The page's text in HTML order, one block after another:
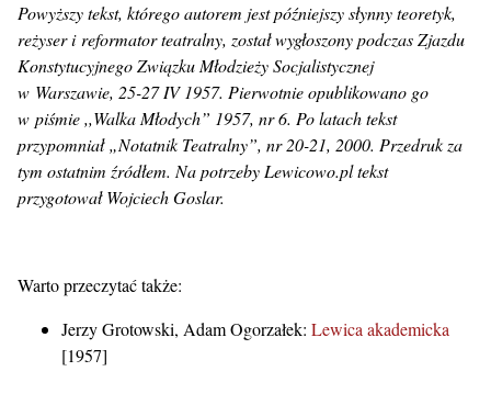
Powyższy tekst, którego autorem jest późniejszy słynny teoretyk,
reżyser i reformator teatralny, został wygłoszony podczas Zjazdu
Konstytucyjnego Związku Młodzieży Socjalistycznej
w Warszawie, 25-27 IV 1957. Pierwotnie opublikowano go
w piśmie ,,Walka Młodych” 1957, nr 6. Po latach tekst
przypomniał „Notatnik Teatralny”, nr 20-21, 2000. Przedruk za
tym ostatnim źródłem. Na potrzeby Lewicowo.pl tekst
przygotował Wojciech Goslar.
Warto przeczytać także:
Jerzy Grotowski, Adam Ogorzałek: Lewica akademicka
[1957]